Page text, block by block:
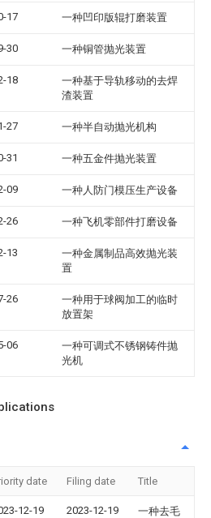
17 一种凹印版辊打磨装置
30 一种铜管抛光装置
18
一种基于导轨移动的去焊
渣装置
27 一种半自动抛光机构
31 一种五金件抛光装置
09 一种人防门模压生产设备
26 一种飞机零部件打磨设备
13
一种金属制品高效抛光装
置
26
一种用于球阀加工的临时
放置架
06
一种可调式不锈钢铸件抛
光机
date Filing date Title
12-19 2023-12-19
一种去毛